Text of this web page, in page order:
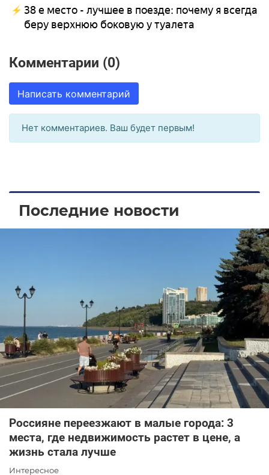
38 е место - лучшее в поезде: почему я всегда
беру верхнюю боковую у туалета
Комментарии (0)
Написать комментарий
Нет комментариев. Ваш будет первым!
Последние новости
Россияне переезжают в малые города: 3
места, где недвижимость растет в цене, а
жизнь стала лучше
Интересное